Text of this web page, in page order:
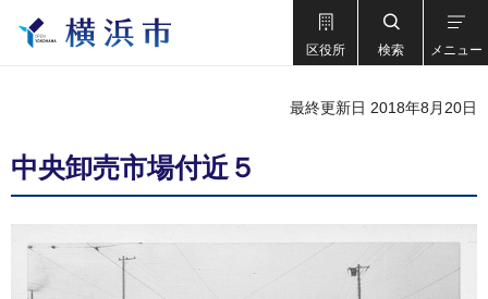
区役所 検索 メニュー
最終更新日 2018年8月20日
中央卸売市場付近５